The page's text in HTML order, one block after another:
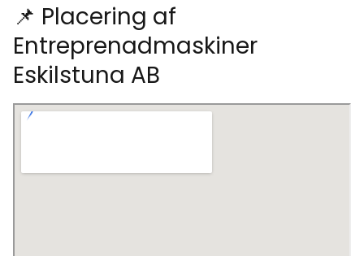
📌 Placering af
Entreprenadmaskiner
Eskilstuna AB